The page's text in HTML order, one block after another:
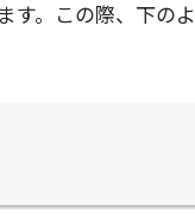
す。この際、下のよ